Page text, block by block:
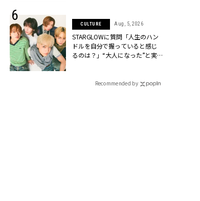
CULTURE Aug, 5, 2026
STARGLOWに質問「人生のハン
ドルを自分で握っていると感じ
るのは？」“大️人になった”と実
CLASSY.[クラッシィ]
Recommended by